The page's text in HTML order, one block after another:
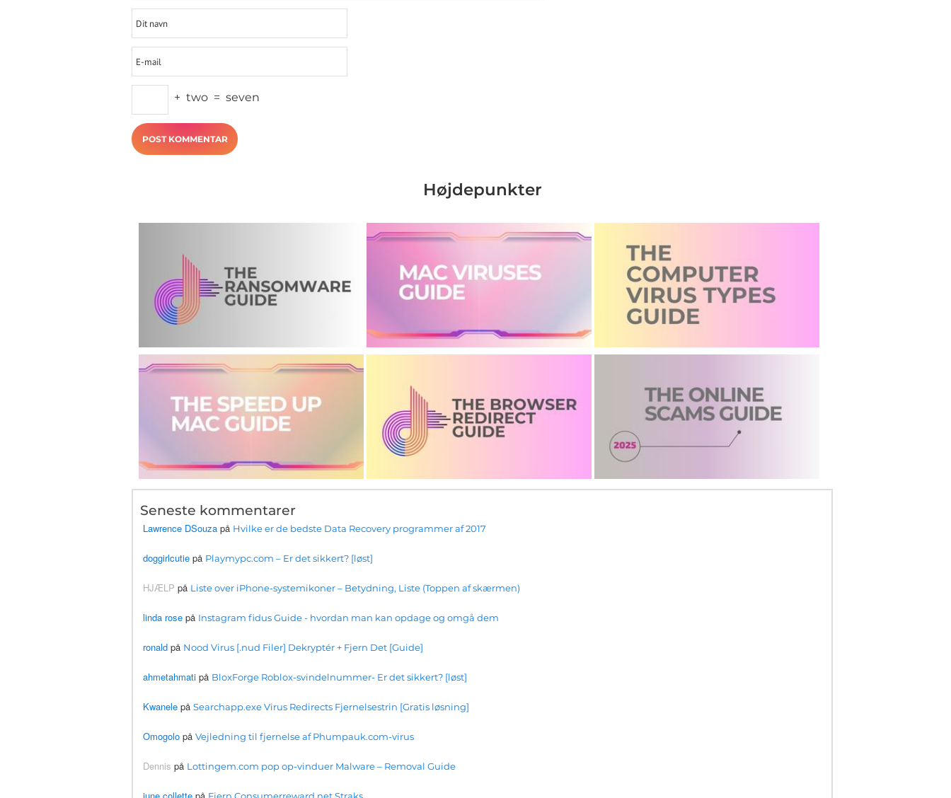
+ two = seven
Højdepunkter
Seneste kommentarer
Lawrence DSouza på Hvilke er de bedste Data Recovery programmer af 2017
doggirlcutie på Playmypc.com – Er det sikkert? [løst]
HJÆLP på Liste over iPhone-systemikoner – Betydning, Liste (Toppen af ​​skærmen)
linda rose på Instagram fidus Guide - hvordan man kan opdage og omgå dem
ronald på Nood Virus [.nud Filer] Dekryptér + Fjern Det [Guide]
ahmetahmati på BloxForge Roblox-svindelnummer- Er det sikkert? [løst]
Kwanele på Searchapp.exe Virus Redirects Fjernelsestrin [Gratis løsning]
Omogolo på Vejledning til fjernelse af Phumpauk.com-virus
Dennis på Lottingem.com pop op-vinduer Malware – Removal Guide